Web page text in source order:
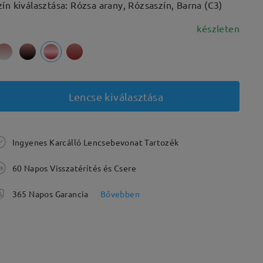
kiválasztása: Rózsa arany, Rózsaszín, Barna (C3)
készleten
Lencse kiválasztása
Ingyenes Karcálló Lencsebevonat Tartozék
60 Napos Visszatérítés és Csere
365 Napos Garancia Bővebben